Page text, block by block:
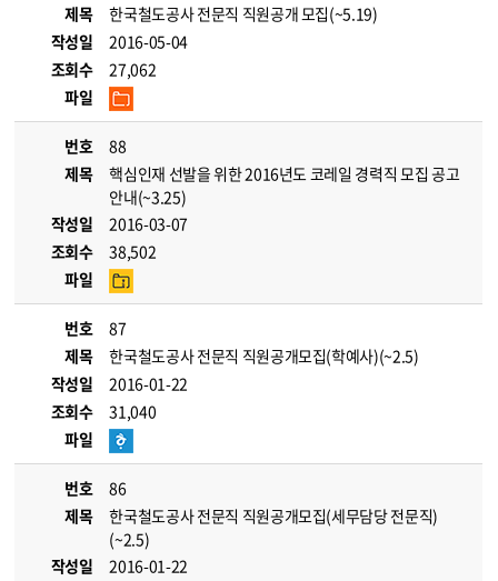
제목
한국철도공사 전문직 직원공개 모집(~5.19)
작성일
2016-05-04
조회수
27,062
파일
번호
88
제목
핵심인재 선발을 위한 2016년도 코레일 경력직 모집 공고
안내(~3.25)
작성일
2016-03-07
조회수
38,502
파일
번호
87
제목
한국철도공사 전문직 직원공개모집(학예사)(~2.5)
작성일
2016-01-22
조회수
31,040
파일
번호
86
제목
한국철도공사 전문직 직원공개모집(세무담당 전문직)
(~2.5)
작성일
2016-01-22